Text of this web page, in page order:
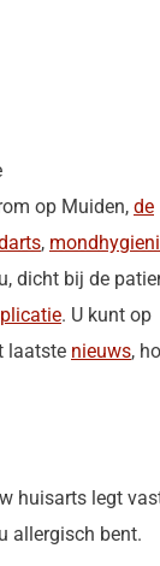
op Muiden, de
,
dicht bij de
. U kunt op
laatste nieuws,
huisarts legt
allergisch bent.